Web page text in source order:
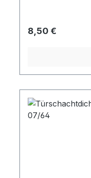
Regulärer Preis:
8,50 €